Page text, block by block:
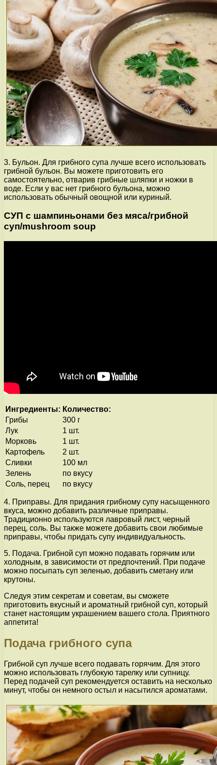
3. Бульон. Для грибного супа лучше всего использовать
грибной бульон. Вы можете приготовить его
самостоятельно, отварив грибные шляпки и ножки в
воде. Если у вас нет грибного бульона, можно
использовать обычный овощной или куриный.
СУП с шампиньонами без мяса/грибной
суп/mushroom soup
Ингредиенты: Количество:
Грибы
300 г
Лук
1 шт.
Морковь
1 шт.
Картофель
2 шт.
Сливки
100 мл
Зелень
по вкусу
Соль, перец
по вкусу
4. Приправы. Для придания грибному супу насыщенного
вкуса, можно добавить различные приправы.
Традиционно используются лавровый лист, черный
перец, соль. Вы также можете добавить свои любимые
приправы, чтобы придать супу индивидуальность.
5. Подача. Грибной суп можно подавать горячим или
холодным, в зависимости от предпочтений. При подаче
можно посыпать суп зеленью, добавить сметану или
крутоны.
Следуя этим секретам и советам, вы сможете
приготовить вкусный и ароматный грибной суп, который
станет настоящим украшением вашего стола. Приятного
аппетита!
Подача грибного супа
Грибной суп лучше всего подавать горячим. Для этого
можно использовать глубокую тарелку или супницу.
Перед подачей суп рекомендуется оставить на несколько
минут, чтобы он немного остыл и насытился ароматами.